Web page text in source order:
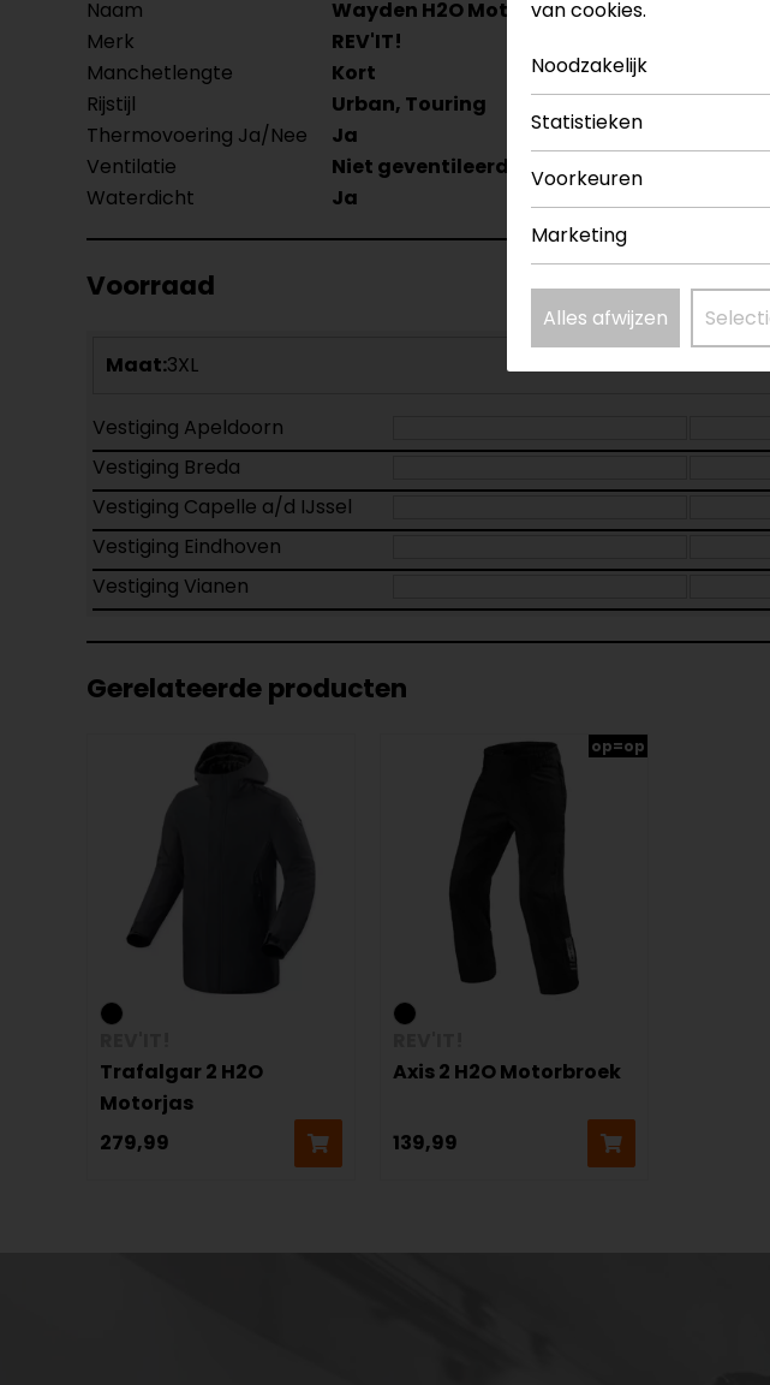
Naam Wayden H2O Motorhandschoenen
Merk
REV'IT!
Manchetlengte
Kort
Rijstijl
Urban, Touring
Thermovoering Ja/Nee
Ja
Ventilatie
Niet geventileerd
Waterdicht
Ja
Voorraad
Maat:3XL
Vestiging Apeldoorn
Vestiging Breda
Vestiging Capelle a/d IJssel
Vestiging Eindhoven
Vestiging Vianen
Gerelateerde producten
Trafalgar 2 H2O
Motorjas
279,99
op=op
Axis 2 H2O Motorbroek
139,99
van cookies.
Noodzakelijk
Statistieken
Voorkeuren
Marketing
Alles afwijzen